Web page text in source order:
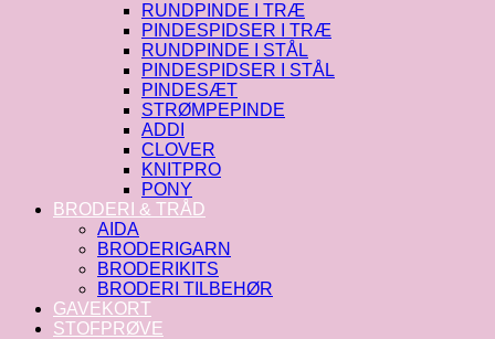
RUNDPINDE I TRÆ
PINDESPIDSER I TRÆ
RUNDPINDE I STÅL
PINDESPIDSER I STÅL
PINDESÆT
STRØMPEPINDE
ADDI
CLOVER
KNITPRO
PONY
BRODERI & TRÅD
AIDA
BRODERIGARN
BRODERIKITS
BRODERI TILBEHØR
GAVEKORT
STOFPRØVE